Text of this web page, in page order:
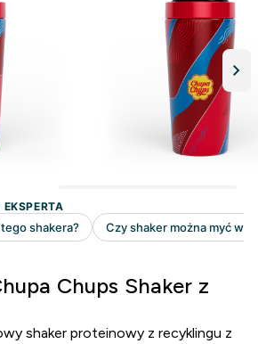
Chups Shaker z
shaker proteinowy z recyklingu z